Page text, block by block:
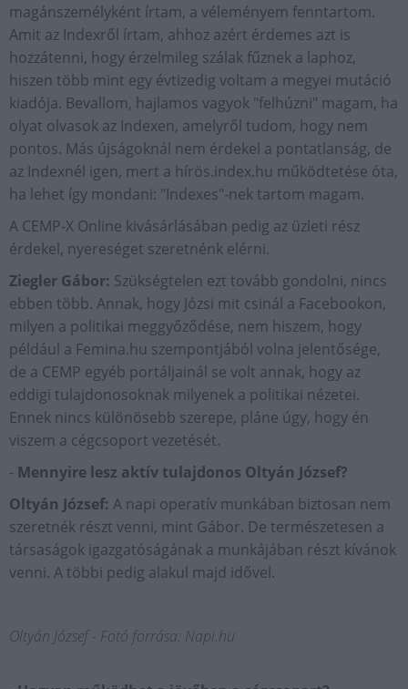
magánszemélyként írtam, a véleményem fenntartom.
Amit az Indexről írtam, ahhoz azért érdemes azt is
hozzátenni, hogy érzelmileg szálak fűznek a laphoz,
hiszen több mint egy évtizedig voltam a megyei mutáció
kiadója. Bevallom, hajlamos vagyok "felhúzni" magam, ha
olyat olvasok az Indexen, amelyről tudom, hogy nem
pontos. Más újságoknál nem érdekel a pontatlanság, de
az Indexnél igen, mert a hírös.index.hu működtetése óta,
ha lehet így mondani: "Indexes"-nek tartom magam.
A CEMP-X Online kivásárlásában pedig az üzleti rész
érdekel, nyereséget szeretnénk elérni.
Ziegler Gábor: Szükségtelen ezt tovább gondolni, nincs
ebben több. Annak, hogy Józsi mit csinál a Facebookon,
milyen a politikai meggyőződése, nem hiszem, hogy
például a Femina.hu szempontjából volna jelentősége,
de a CEMP egyéb portáljainál se volt annak, hogy az
eddigi tulajdonosoknak milyenek a politikai nézetei.
Ennek nincs különösebb szerepe, pláne úgy, hogy én
viszem a cégcsoport vezetését.
- Mennyire lesz aktív tulajdonos Oltyán József?
Oltyán József: A napi operatív munkában biztosan nem
szeretnék részt venni, mint Gábor. De természetesen a
társaságok igazgatóságának a munkájában részt kívánok
venni. A többi pedig alakul majd idővel.
Oltyán József - Fotó forrása: Napi.hu